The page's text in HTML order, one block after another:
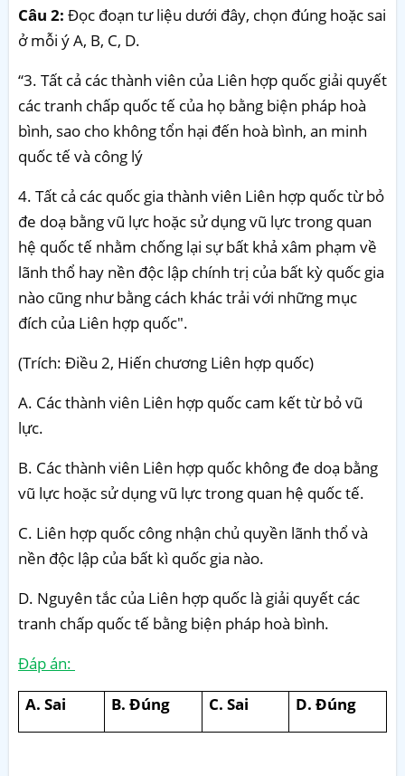
Câu 2: Đọc đoạn tư liệu dưới đây, chọn đúng hoặc sai
ở mỗi ý A, B, C, D.
“3. Tất cả các thành viên của Liên hợp quốc giải quyết
các tranh chấp quốc tế của họ bằng biện pháp hoà
bình, sao cho không tổn hại đến hoà bình, an minh
quốc tế và công lý
4. Tất cả các quốc gia thành viên Liên hợp quốc từ bỏ
đe doạ bằng vũ lực hoặc sử dụng vũ lực trong quan
hệ quốc tế nhằm chống lại sự bất khả xâm phạm về
lãnh thổ hay nền độc lập chính trị của bất kỳ quốc gia
nào cũng như bằng cách khác trải với những mục
đích của Liên hợp quốc".
(Trích: Điều 2, Hiến chương Liên hợp quốc)
A. Các thành viên Liên hợp quốc cam kết từ bỏ vũ
lực.
B. Các thành viên Liên hợp quốc không đe doạ bằng
vũ lực hoặc sử dụng vũ lực trong quan hệ quốc tế.
C. Liên hợp quốc công nhận chủ quyền lãnh thổ và
nền độc lập của bất kì quốc gia nào.
D. Nguyên tắc của Liên hợp quốc là giải quyết các
tranh chấp quốc tế bằng biện pháp hoà bình.
Đáp án:
A. Sai
B. Đúng C. Sai D. Đúng